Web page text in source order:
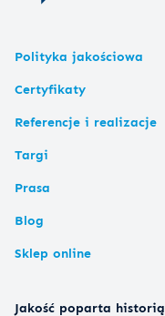
Polityka jakościowa
Certyfikaty
Referencje i realizacje
Targi
Prasa
Blog
Sklep online
Jakość poparta historią